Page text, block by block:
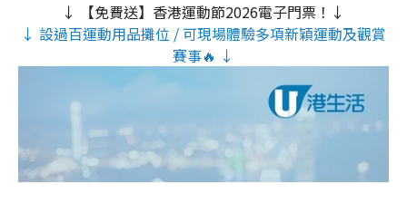
↓ 【免費送】香港運動節2026電子門票！↓
↓ 設過百運動用品攤位 / 可現場體驗多項新穎運動及觀賞
賽事🔥 ↓